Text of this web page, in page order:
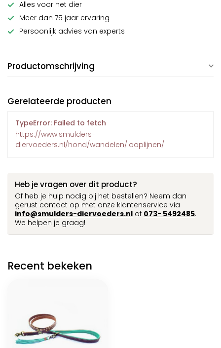
Alles voor het dier
Meer dan 75 jaar ervaring
Persoonlijk advies van experts
Productomschrijving
Gerelateerde producten
TypeError: Failed to fetch
https://www.smulders-
diervoeders.nl/hond/wandelen/looplijnen/
Heb je vragen over dit product?
Of heb je hulp nodig bij het bestellen? Neem dan
gerust contact op met onze klantenservice via
info@smulders-diervoeders.nl of 073- 5492485.
We helpen je graag!
Recent bekeken